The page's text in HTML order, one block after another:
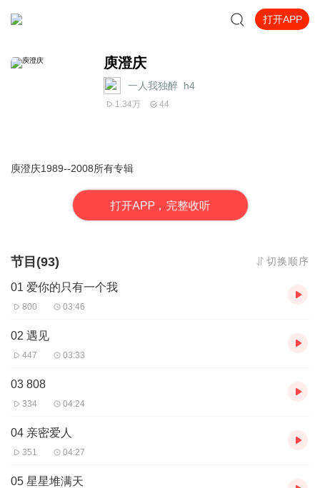
打开APP
庾澄庆
一人我独醉_h4
1.34万 44
庾澄庆1989--2008所有专辑
打开APP，完整收听
节目(93) 切换顺序
01 爱你的只有一个我
800 03:46
02 遇见
447 03:33
03 808
334 04:24
04 亲密爱人
351 04:27
05 星星堆满天